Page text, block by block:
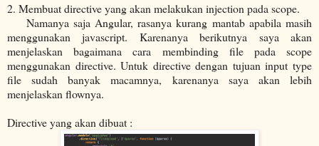
2. Membuat directive yang akan melakukan injection pada scope.
Namanya saja Angular, rasanya kurang mantab apabila masih
menggunakan javascript. Karenanya berikutnya saya akan
menjelaskan bagaimana cara membinding file pada scope
menggunakan directive. Untuk directive dengan tujuan input type
file sudah banyak macamnya, karenanya saya akan lebih
menjelaskan flownya.
Directive yang akan dibuat :